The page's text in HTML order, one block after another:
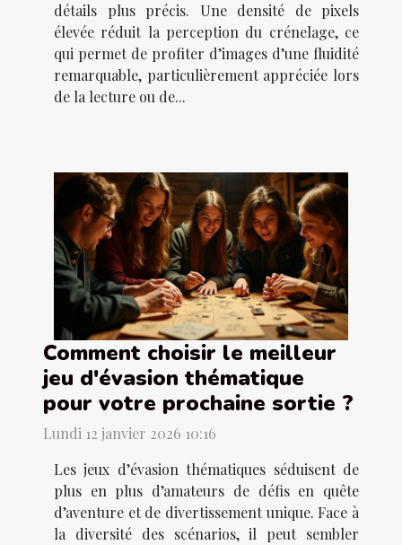
détails plus précis. Une densité de pixels
élevée réduit la perception du crénelage, ce
qui permet de profiter d’images d’une fluidité
remarquable, particulièrement appréciée lors
de la lecture ou de...
Comment choisir le meilleur
jeu d'évasion thématique
pour votre prochaine sortie ?
Lundi 12 janvier 2026 10:16
Les jeux d’évasion thématiques séduisent de
plus en plus d’amateurs de défis en quête
d’aventure et de divertissement unique. Face à
la diversité des scénarios, il peut sembler